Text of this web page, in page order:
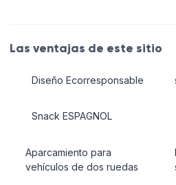
Las ventajas de este sitio
Diseño Ecorresponsable
Snack ESPAGNOL
Aparcamiento para
vehículos de dos ruedas